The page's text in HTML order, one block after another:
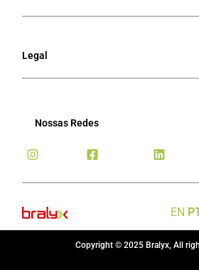
Legal
Nossas Redes
EN
Copyright © 2025 Bralyx, All